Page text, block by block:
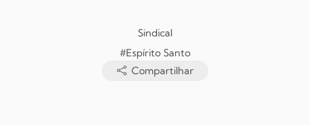
Sindical
#Espírito Santo
Compartilhar